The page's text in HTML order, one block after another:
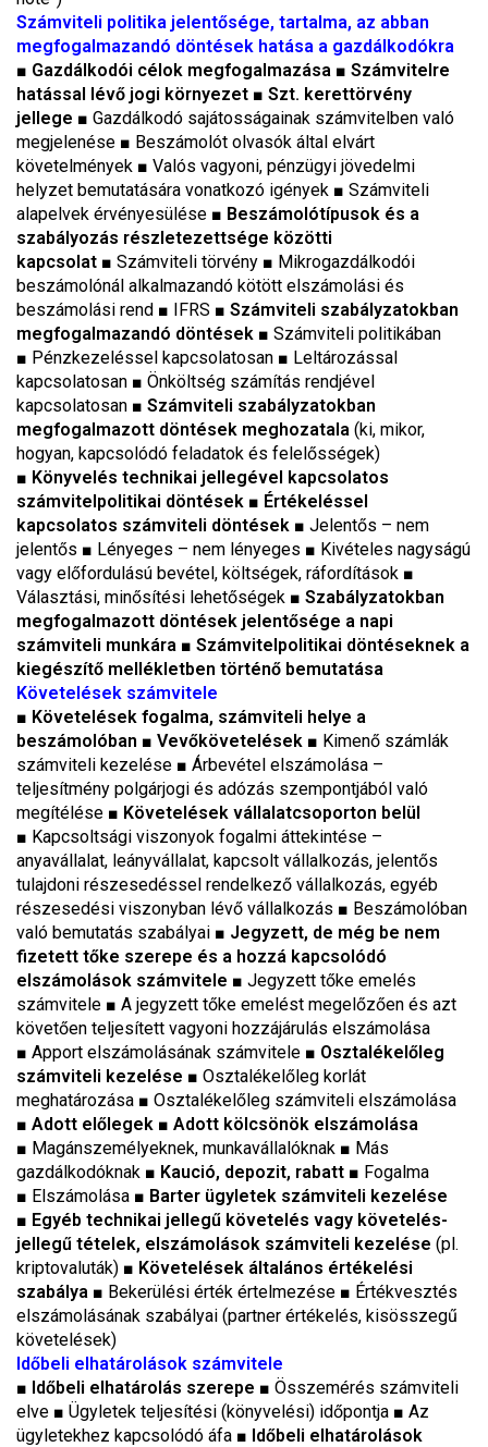
Számviteli politika jelentősége, tartalma, az abban
megfogalmazandó döntések hatása a gazdálkodókra
■ Gazdálkodói célok megfogalmazása ■ Számvitelre
hatással lévő jogi környezet ■ Szt. kerettörvény
jellege ■ Gazdálkodó sajátosságainak számvitelben való
megjelenése ■ Beszámolót olvasók által elvárt
követelmények ■ Valós vagyoni, pénzügyi jövedelmi
helyzet bemutatására vonatkozó igények ■ Számviteli
alapelvek érvényesülése ■ Beszámolótípusok és a
szabályozás részletezettsége közötti
kapcsolat ■ Számviteli törvény ■ Mikrogazdálkodói
beszámolónál alkalmazandó kötött elszámolási és
beszámolási rend ■ IFRS ■ Számviteli szabályzatokban
megfogalmazandó döntések ■ Számviteli politikában
■ Pénzkezeléssel kapcsolatosan ■ Leltározással
kapcsolatosan ■ Önköltség számítás rendjével
kapcsolatosan ■ Számviteli szabályzatokban
megfogalmazott döntések meghozatala (ki, mikor,
hogyan, kapcsolódó feladatok és felelősségek)
■ Könyvelés technikai jellegével kapcsolatos
számvitelpolitikai döntések ■ Értékeléssel
kapcsolatos számviteli döntések ■ Jelentős – nem
jelentős ■ Lényeges – nem lényeges ■ Kivételes nagyságú
vagy előfordulású bevétel, költségek, ráfordítások ■
Választási, minősítési lehetőségek ■ Szabályzatokban
megfogalmazott döntések jelentősége a napi
számviteli munkára ■ Számvitelpolitikai döntéseknek a
kiegészítő mellékletben történő bemutatása
Követelések számvitele
■ Követelések fogalma, számviteli helye a
beszámolóban ■ Vevőkövetelések ■ Kimenő számlák
számviteli kezelése ■ Árbevétel elszámolása –
teljesítmény polgárjogi és adózás szempontjából való
megítélése ■ Követelések vállalatcsoporton belül
■ Kapcsoltsági viszonyok fogalmi áttekintése –
anyavállalat, leányvállalat, kapcsolt vállalkozás, jelentős
tulajdoni részesedéssel rendelkező vállalkozás, egyéb
részesedési viszonyban lévő vállalkozás ■ Beszámolóban
való bemutatás szabályai ■ Jegyzett, de még be nem
fizetett tőke szerepe és a hozzá kapcsolódó
elszámolások számvitele ■ Jegyzett tőke emelés
számvitele ■ A jegyzett tőke emelést megelőzően és azt
követően teljesített vagyoni hozzájárulás elszámolása
■ Apport elszámolásának számvitele ■ Osztalékelőleg
számviteli kezelése ■ Osztalékelőleg korlát
meghatározása ■ Osztalékelőleg számviteli elszámolása
■ Adott előlegek ■ Adott kölcsönök elszámolása
■ Magánszemélyeknek, munkavállalóknak ■ Más
gazdálkodóknak ■ Kaució, depozit, rabatt ■ Fogalma
■ Elszámolása ■ Barter ügyletek számviteli kezelése
■ Egyéb technikai jellegű követelés vagy követelés-
jellegű tételek, elszámolások számviteli kezelése (pl.
kriptovaluták) ■ Követelések általános értékelési
szabálya ■ Bekerülési érték értelmezése ■ Értékvesztés
elszámolásának szabályai (partner értékelés, kisösszegű
követelések)
Időbeli elhatárolások számvitele
■ Időbeli elhatárolás szerepe ■ Összemérés számviteli
elve ■ Ügyletek teljesítési (könyvelési) időpontja ■ Az
ügyletekhez kapcsolódó áfa ■ Időbeli elhatárolások